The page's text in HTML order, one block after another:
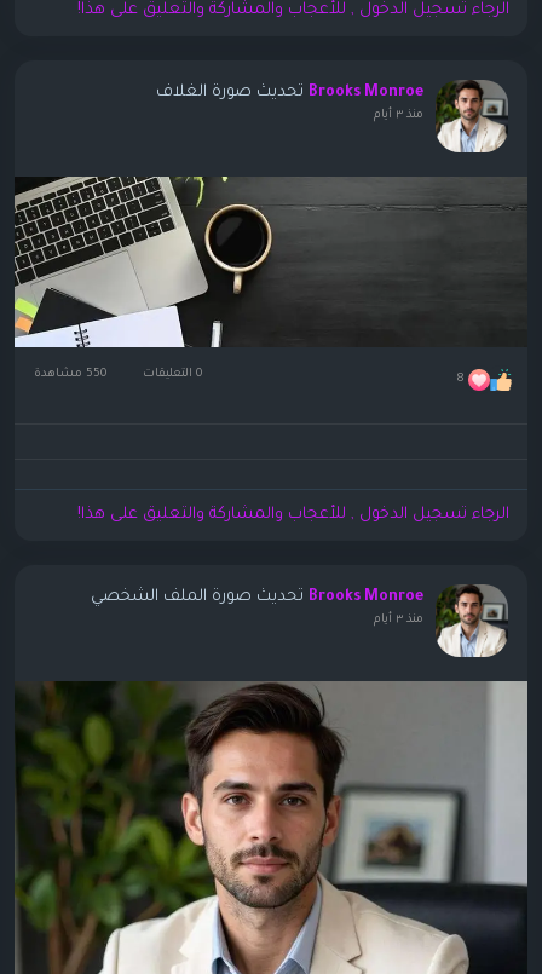
الرجاء تسجيل الدخول , للأعجاب والمشاركة والتعليق على هذا!
Brooks Monroe تحديث صورة الغلاف
منذ ٣ أيام
8 0 التعليقات
الرجاء تسجيل الدخول , للأعجاب والمشاركة والتعليق على هذا!
Brooks Monroe تحديث صورة الملف الشخصي
منذ ٣ أيام